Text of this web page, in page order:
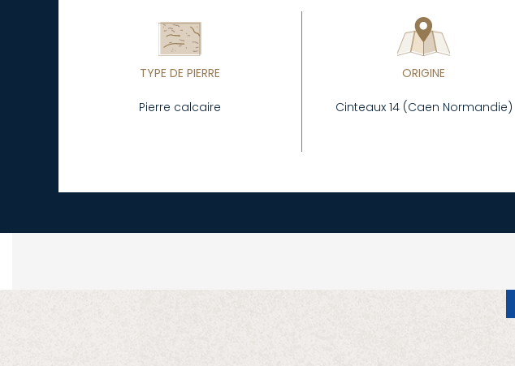
TYPE DE PIERRE
Pierre calcaire
ORIGINE
Cinteaux 14 (Caen Normandie)